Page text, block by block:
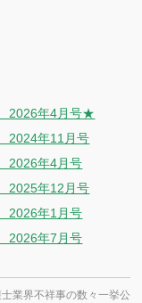
2026年4月号★
2024年11月号
2026年4月号
2025年12月号
2026年1月号
2026年7月号
業界不祥事の数々一挙公